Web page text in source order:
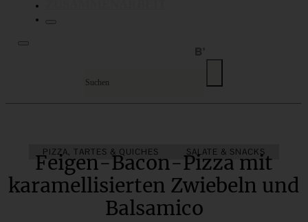
PIZZA, TARTES & QUICHES SALATE & SNACKS
Feigen-Bacon-Pizza mit
karamellisierten Zwiebeln und
Balsamico